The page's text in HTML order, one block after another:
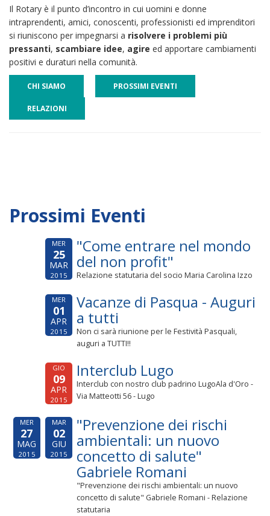
Il Rotary è il punto d’incontro in cui uomini e donne
intraprendenti, amici, conoscenti, professionisti ed imprenditori
si riuniscono per impegnarsi a risolvere i problemi più
pressanti, scambiare idee, agire ed apportare cambiamenti
positivi e duraturi nella comunità.
CHI SIAMO PROSSIMI EVENTI
RELAZIONI
Prossimi Eventi
MER
25
MAR
2015
"Come entrare nel mondo
del non profit"
Relazione statutaria del socio Maria Carolina Izzo
MER
01
APR
2015
Vacanze di Pasqua - Auguri
a tutti
Non ci sarà riunione per le Festività Pasquali,
auguri a TUTTI!!
GIO
09
APR
2015
Interclub Lugo
Interclub con nostro club padrino LugoAla d'Oro -
Via Matteotti 56 - Lugo
MER
27
MAG
2015
MAR
02
GIU
2015
"Prevenzione dei rischi
ambientali: un nuovo
concetto di salute"
Gabriele Romani
"Prevenzione dei rischi ambientali: un nuovo
concetto di salute" Gabriele Romani - Relazione
statutaria